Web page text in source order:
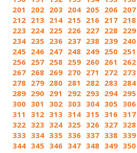
201
202 203 204 205 206 207
212 213 214 215 216 217 218
223 224 225 226 227 228 229
234 235 236 237 238 239 240
245 246 247 248 249 250 251
256 257 258 259 260 261 262
267 268 269 270 271 272 273
278 279 280 281 282 283 284
289 290 291 292 293 294 295
300 301 302 303 304 305 306
311
312 313 314 315 316 317
322 323 324 325 326 327 328
333 334 335 336 337 338 339
344 345 346 347 348 349 350